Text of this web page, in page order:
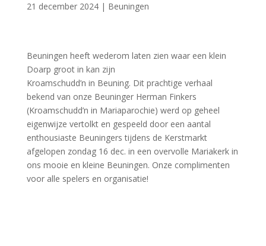
21 december 2024| Beuningen
Beuningen heeft wederom laten zien waar een klein
Doarp groot in kan zijn
Kroamschudd’n in Beuning. Dit prachtige verhaal
bekend van onze Beuninger Herman Finkers
(Kroamschudd’n in Mariaparochie) werd op geheel
eigenwijze vertolkt en gespeeld door een aantal
enthousiaste Beuningers tijdens de Kerstmarkt
afgelopen zondag 16 dec. in een overvolle Mariakerk in
ons mooie en kleine Beuningen. Onze complimenten
voor alle spelers en organisatie!